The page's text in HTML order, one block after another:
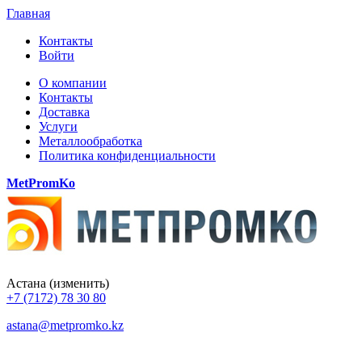
Главная
Контакты
Войти
О компании
Контакты
Доставка
Услуги
Металлообработка
Политика конфиденциальности
MetPromKo
Астана (изменить)
+7 (7172) 78 30 80
astana@metpromko.kz